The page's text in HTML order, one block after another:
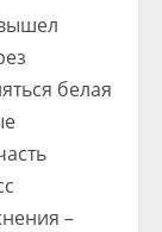
белая
–